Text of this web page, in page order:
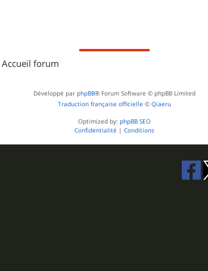
Accueil forum
Développé par phpBB® Forum Software © phpBB Limited
Traduction française officielle © Qiaeru
Optimized by: phpBB SEO
Confidentialité | Conditions